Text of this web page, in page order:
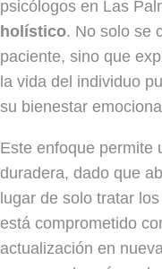
psicólogos en Las
holístico. No solo se
paciente, sino que
la vida del individuo
su bienestar
Este enfoque permite
duradera, dado que
lugar de solo tratar
está comprometido
actualización en